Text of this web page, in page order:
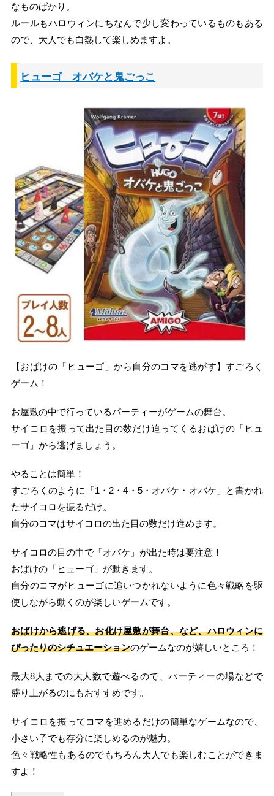
なものばかり。
ルールもハロウィンにちなんで少し変わっているものもある
ので、大人でも白熱して楽しめますよ。
ヒューゴ オバケと鬼ごっこ
【おばけの「ヒューゴ」から自分のコマを逃がす】すごろく
ゲーム！
お屋敷の中で行っているパーティーがゲームの舞台。
サイコロを振って出た目の数だけ迫ってくるおばけの「ヒュ
ーゴ」から逃げましょう。
やることは簡単！
すごろくのように「1・2・4・5・オバケ・オバケ」と書かれ
たサイコロを振るだけ。
自分のコマはサイコロの出た目の数だけ進めます。
サイコロの目の中で「オバケ」が出た時は要注意！
おばけの「ヒューゴ」が動きます。
自分のコマがヒューゴに追いつかれないように色々戦略を駆
使しながら動くのが楽しいゲームです。
おばけから逃げる、お化け屋敷が舞台、など、ハロウィンに
ぴったりのシチュエーションのゲームなのが嬉しいところ！
最大8人までの大人数で遊べるので、パーティーの場などで
盛り上がるのにもおすすめです。
サイコロを振ってコマを進めるだけの簡単なゲームなので、
小さい子でも存分に楽しめるのが魅力。
色々戦略性もあるのでもちろん大人でも楽しむことができま
すよ！